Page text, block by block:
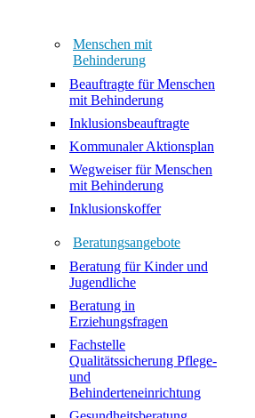
Menschen mit
Behinderung
Beauftragte für Menschen
mit Behinderung
Inklusionsbeauftragte
Kommunaler Aktionsplan
Wegweiser für Menschen
mit Behinderung
Inklusionskoffer
Beratungsangebote
Beratung für Kinder und
Jugendliche
Beratung in
Erziehungsfragen
Fachstelle
Qualitätssicherung Pflege-
und
Behinderteneinrichtung